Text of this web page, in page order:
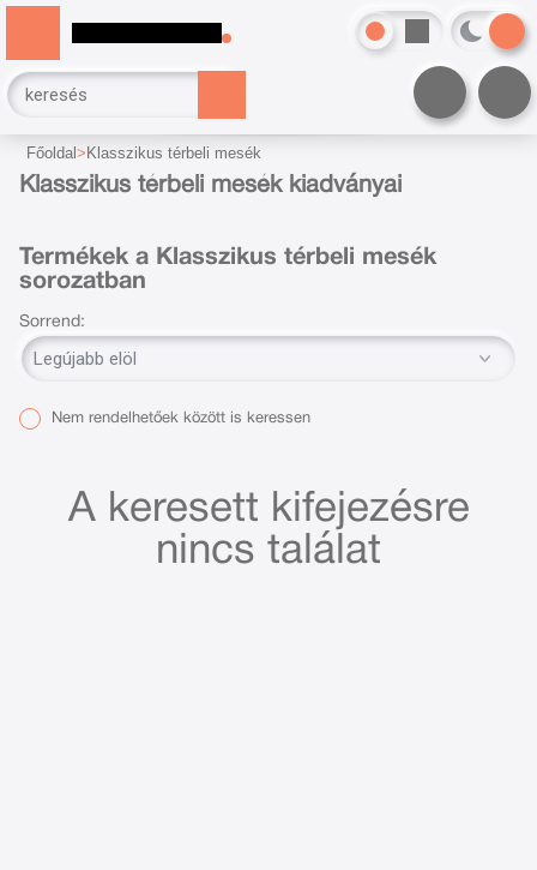
Főoldal Klasszikus térbeli mesék
Klasszikus térbeli mesék kiadványai
Termékek a Klasszikus térbeli mesék
sorozatban
Sorrend:
Nem rendelhetőek között is keressen
A keresett kifejezésre
nincs találat